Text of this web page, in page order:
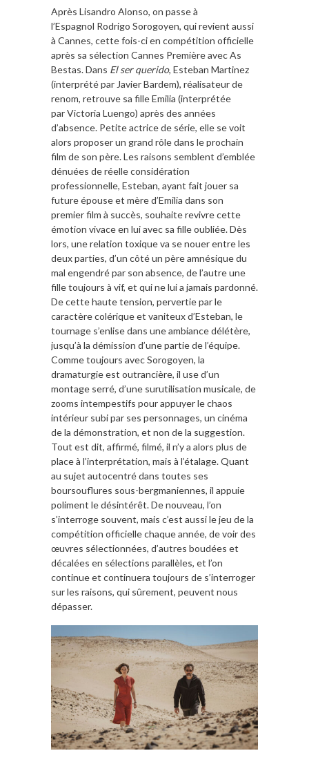
Après Lisandro Alonso, on passe à
l’Espagnol Rodrigo Sorogoyen, qui revient aussi
à Cannes, cette fois-ci en compétition officielle
après sa sélection Cannes Première avecAs
Bestas. Dans El ser querido, Esteban Martinez
(interprété par Javier Bardem), réalisateur de
renom, retrouve sa fille Emilia (interprétée
parVictoria Luengo) après des années
d’absence. Petite actrice de série, elle se voit
alors proposer un grand rôle dans le prochain
film de son père. Les raisons semblent d’emblée
dénuées de réelle considération
professionnelle, Esteban, ayant fait jouer sa
future épouse et mère d’Emilia dans son
premier film à succès, souhaite revivre cette
émotion vivace en lui avec sa fille oubliée. Dès
lors, une relation toxique va se nouer entre les
deux parties, d’un côté un père amnésique du
mal engendré par son absence, de l’autre une
fille toujours à vif, et qui ne lui a jamais pardonné.
De cette haute tension, pervertie par le
caractère colérique et vaniteux d’Esteban, le
tournage s’enlise dans une ambiance délétère,
jusqu’à la démission d’une partie de l’équipe.
Comme toujours avec Sorogoyen, la
dramaturgie est outrancière, il use d’un
montage serré, d’une surutilisation musicale, de
zooms intempestifs pour appuyer le chaos
intérieur subi par ses personnages, un cinéma
de la démonstration, et non de la suggestion.
Tout est dit, affirmé, filmé, il n’y a alors plus de
place à l’interprétation, mais à l’étalage. Quant
au sujet autocentré dans toutes ses
boursouflures sous-bergmaniennes, il appuie
poliment le désintérêt. De nouveau, l’on
s’interroge souvent, mais c’est aussi le jeu de la
compétition officielle chaque année, de voir des
œuvres sélectionnées, d’autres boudées et
décalées en sélections parallèles, et l’on
continue et continuera toujours de s’interroger
sur les raisons, qui sûrement, peuvent nous
dépasser.